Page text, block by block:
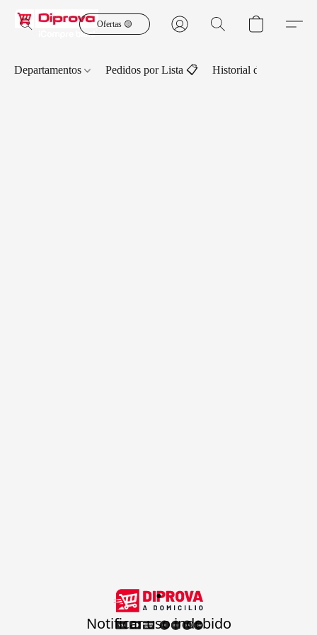
Ofertas 🟡
Departamentos Pedidos por Lista 📋 Historial de Pedidos
.
Notificar uso indebido